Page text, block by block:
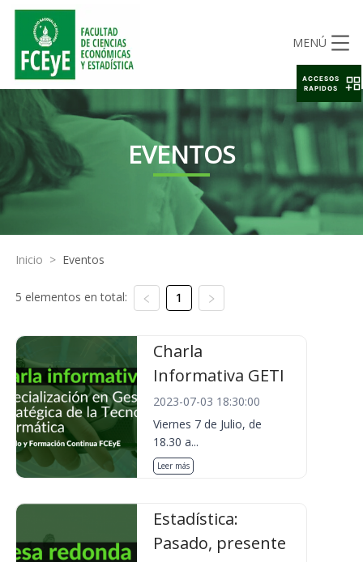
MENÚ
EVENTOS
Inicio > Eventos
5 elementos en total: 1
Charla
Informativa GETI
2023-07-03 18:30:00
Viernes 7 de Julio, de
18.30 a...
Leer más
Estadística:
Pasado, presente
ACCESOS
RAPIDOS